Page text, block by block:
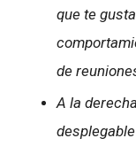
que te
de
A la